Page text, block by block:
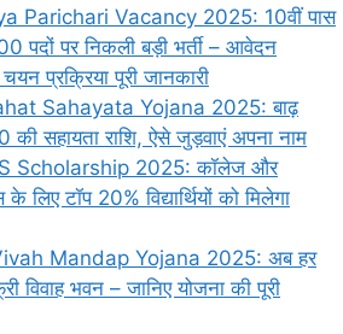
Parichari Vacancy 2025: 10वीं पास
पदों पर निकली बड़ी भर्ती – आवेदन
चयन प्रक्रिया पूरी जानकारी
Sahayata Yojana 2025: बाढ़
की सहायता राशि, ऐसे जुड़वाएं अपना नाम
Scholarship 2025: कॉलेज और
लिए टॉप 20% विद्यार्थियों को मिलेगा
Mandap Yojana 2025: अब हर
विवाह भवन – जानिए योजना की पूरी